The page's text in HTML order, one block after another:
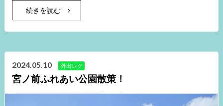
続きを読む
2024.05.10 外出レク
宮ノ前ふれあい公園散策！